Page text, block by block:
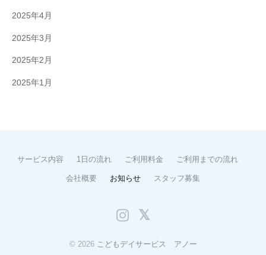
2025年4月
2025年3月
2025年2月
2025年1月
サービス内容 1日の流れ ご利用料金 ご利用までの流れ
会社概要 お知らせ スタッフ募集
Instagram
© 2026 こどもデイサービス アノー